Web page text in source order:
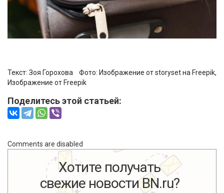
Текст: Зоя Горохова Фото: Изображение от storyset на Freepik,
Изображение от Freepik
Поделитесь этой статьей:
Comments are disabled
Хотите получать
свежие новости BN.ru?